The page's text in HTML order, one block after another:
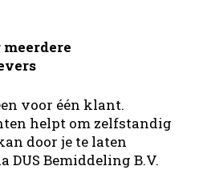
voor één klant.
helpt om zelfstandig
door je te laten
DUS Bemiddeling B.V.